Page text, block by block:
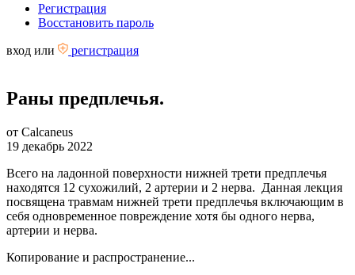
Регистрация
Восстановить пароль
вход или регистрация
Раны предплечья.
от Calcaneus
19 декабрь 2022
Всего на ладонной поверхности нижней трети предплечья
находятся 12 сухожилий, 2 артерии и 2 нерва. Данная лекция
посвящена травмам нижней трети предплечья включающим в
себя одновременное повреждение хотя бы одного нерва,
артерии и нерва.
Копирование и распространение...